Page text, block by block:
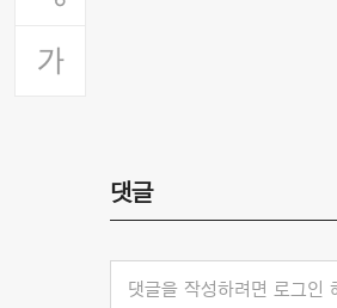
댓글
댓글을 작성하려면 로그인